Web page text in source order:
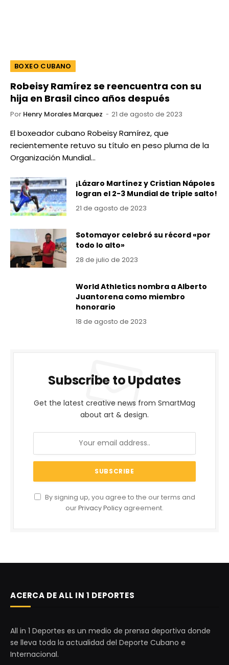
BOXEO CUBANO
Robeisy Ramírez se reencuentra con su
hija en Brasil cinco años después
Por Henry Morales Marquez 21 de agosto de 2023
El boxeador cubano Robeisy Ramírez, que
recientemente retuvo su título en peso pluma de la
Organización Mundial…
¡Lázaro Martínez y Cristian Nápoles
logran el 2-3 Mundial de triple salto!
21 de agosto de 2023
Sotomayor celebró su récord «por
todo lo alto»
28 de julio de 2023
World Athletics nombra a Alberto
Juantorena como miembro
honorario
18 de agosto de 2023
Subscribe to Updates
Get the latest creative news from SmartMag
about art & design.
By signing up, you agree to the our terms and
ourPrivacy Policy agreement.
ACERCA DE ALL IN 1 DEPORTES
All in 1 Deportes es un medio de prensa deportiva donde
se lleva toda la actualidad del Deporte Cubano e
Internacional.